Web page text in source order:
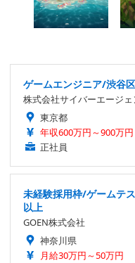
ゲームエンジニア/渋谷
株式会社サイバーエージェ
東京都
年収600万円～900万円
正社員
未経験採用枠/ゲームテ
以上
GOEN株式会社
神奈川県
月給30万円～50万円